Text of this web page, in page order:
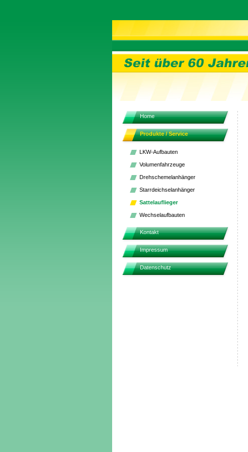
Home
Produkte / Service
LKW-Aufbauten
Volumenfahrzeuge
Drehschemelanhänger
Starrdeichselanhänger
Sattelauflieger
Wechselaufbauten
Kontakt
Impressum
Datenschutz